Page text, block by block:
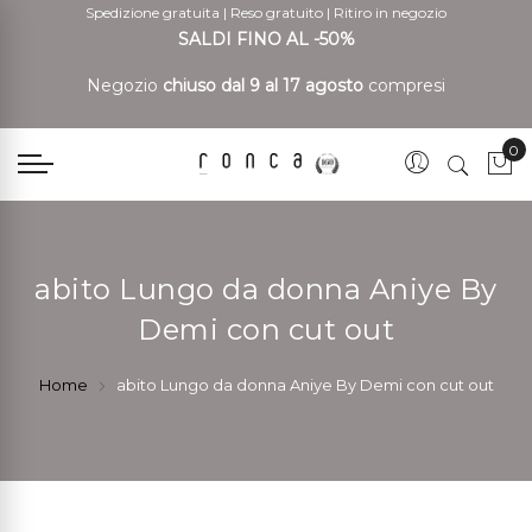
Spedizione gratuita | Reso gratuito | Ritiro in negozio
SALDI FINO AL -50%
Negozio chiuso dal 9 al 17 agosto compresi
0
abito Lungo da donna Aniye By
Demi con cut out
Home abito Lungo da donna Aniye By Demi con cut out